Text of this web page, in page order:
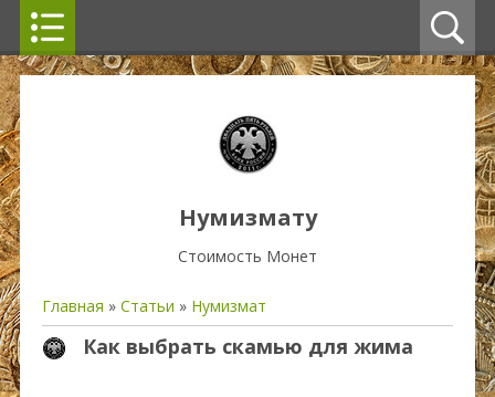
Нумизмату
Стоимость Монет
Главная » Статьи » Нумизмат
Как выбрать скамью для жима